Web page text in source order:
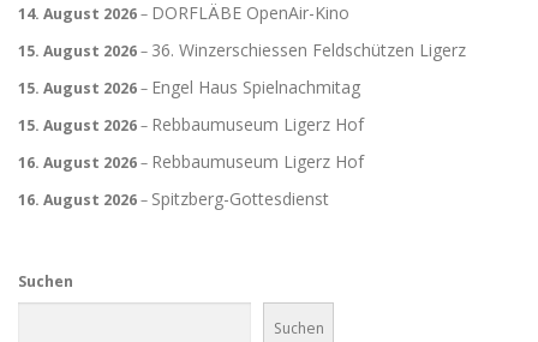
14. August 2026– DORFLÄBE OpenAir-Kino
15. August 2026– 36. Winzerschiessen Feldschützen Ligerz
15. August 2026– Engel Haus Spielnachmitag
15. August 2026– Rebbaumuseum Ligerz Hof
16. August 2026– Rebbaumuseum Ligerz Hof
16. August 2026– Spitzberg-Gottesdienst
Suchen
Suchen